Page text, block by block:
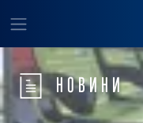
НОВИНИ